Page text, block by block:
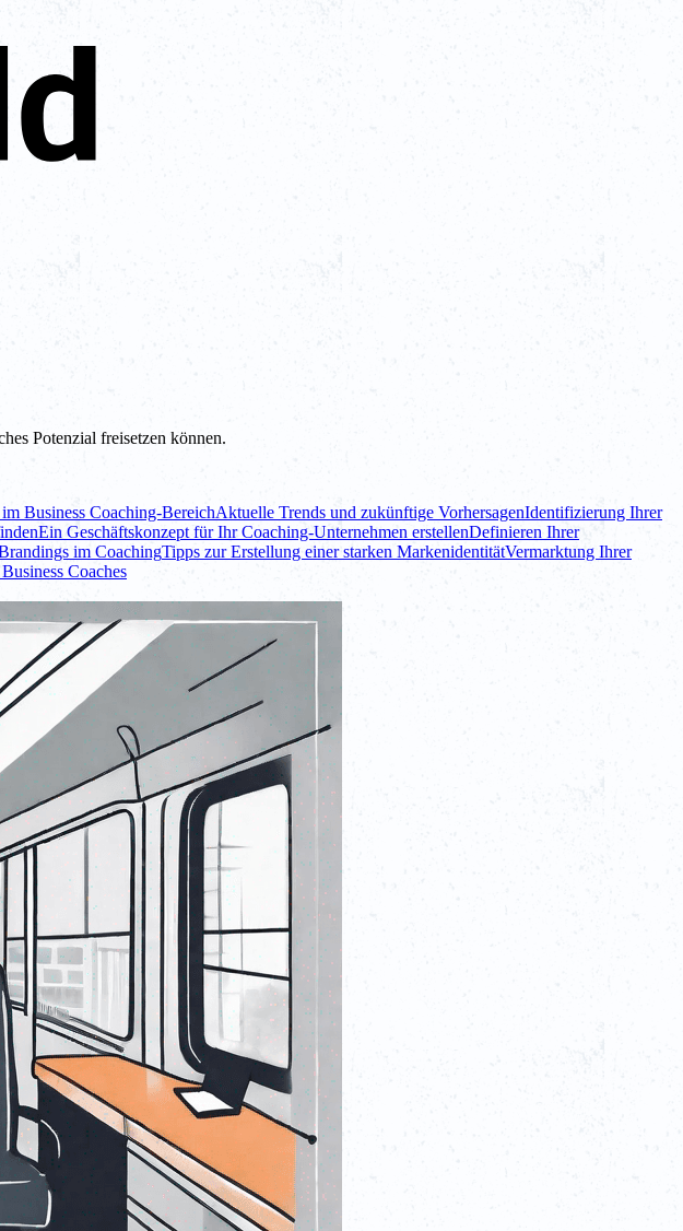
Potenzial freisetzen können.
Business Coaching-BereichAktuelle Trends und zukünftige VorhersagenIdentifizierung Ihrer
Ein Geschäftskonzept für Ihr Coaching-Unternehmen erstellenDefinieren Ihrer
im CoachingTipps zur Erstellung einer starken MarkenidentitätVermarktung Ihrer
Coaches